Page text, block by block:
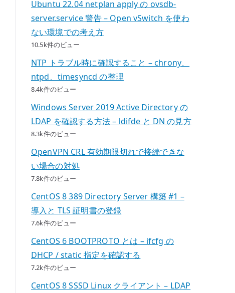
Ubuntu 22.04 netplan apply の ovsdb-
server.service 警告 – Open vSwitch を使わ
ない環境での考え方
10.5k件のビュー
NTP トラブル時に確認すること – chrony、
ntpd、timesyncd の整理
8.4k件のビュー
Windows Server 2019 Active Directory の
LDAP を確認する方法 – ldifde と DN の見方
8.3k件のビュー
OpenVPN CRL 有効期限切れで接続できな
い場合の対処
7.8k件のビュー
CentOS 8 389 Directory Server 構築 #1 –
導入と TLS 証明書の登録
7.6k件のビュー
CentOS 6 BOOTPROTO とは – ifcfg の
DHCP / static 指定を確認する
7.2k件のビュー
CentOS 8 SSSD Linux クライアント – LDAP